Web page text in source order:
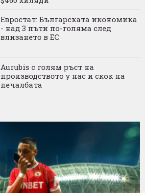
Евростат: Българската икономика
- над 3 пъти по-голяма след
влизането в ЕС
Aurubis с голям ръст на
производството у нас и скок на
печалбата